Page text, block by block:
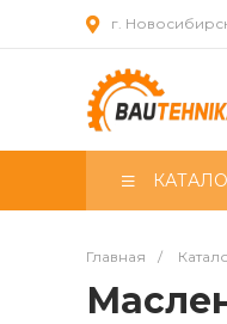
г.
Главная /